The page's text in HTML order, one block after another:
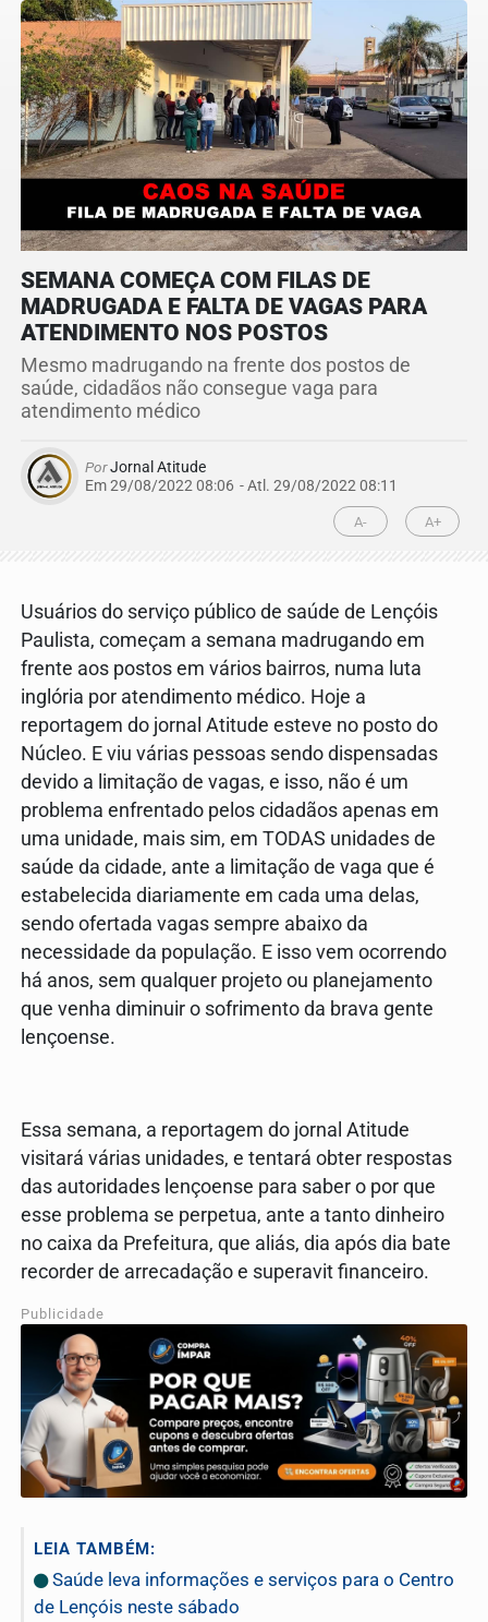
SEMANA COMEÇA COM FILAS DE
MADRUGADA E FALTA DE VAGAS PARA
ATENDIMENTO NOS POSTOS
Mesmo madrugando na frente dos postos de
saúde, cidadãos não consegue vaga para
atendimento médico
PorJornal Atitude
Em 29/08/2022 08:06 - Atl. 29/08/2022 08:11
A- A+
Usuários do serviço público de saúde de Lençóis
Paulista, começam a semana madrugando em
frente aos postos em vários bairros, numa luta
inglória por atendimento médico. Hoje a
reportagem do jornal Atitude esteve no posto do
Núcleo. E viu várias pessoas sendo dispensadas
devido a limitação de vagas, e isso, não é um
problema enfrentado pelos cidadãos apenas em
uma unidade, mais sim, em TODAS unidades de
saúde da cidade, ante a limitação de vaga que é
estabelecida diariamente em cada uma delas,
sendo ofertada vagas sempre abaixo da
necessidade da população. E isso vem ocorrendo
há anos, sem qualquer projeto ou planejamento
que venha diminuir o sofrimento da brava gente
lençoense.
Essa semana, a reportagem do jornal Atitude
visitará várias unidades, e tentará obter respostas
das autoridades lençoense para saber o por que
esse problema se perpetua, ante a tanto dinheiro
no caixa da Prefeitura, que aliás, dia após dia bate
recorder de arrecadação e superavit financeiro.
Publicidade
LEIA TAMBÉM:
Saúde leva informações e serviços para o Centro
de Lençóis neste sábado